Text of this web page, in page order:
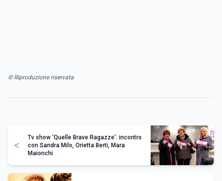
© Riproduzione riservata
<
Tv show ‘Quelle Brave Ragazze’: incontro
con Sandra Milo, Orietta Berti, Mara
Maionchi